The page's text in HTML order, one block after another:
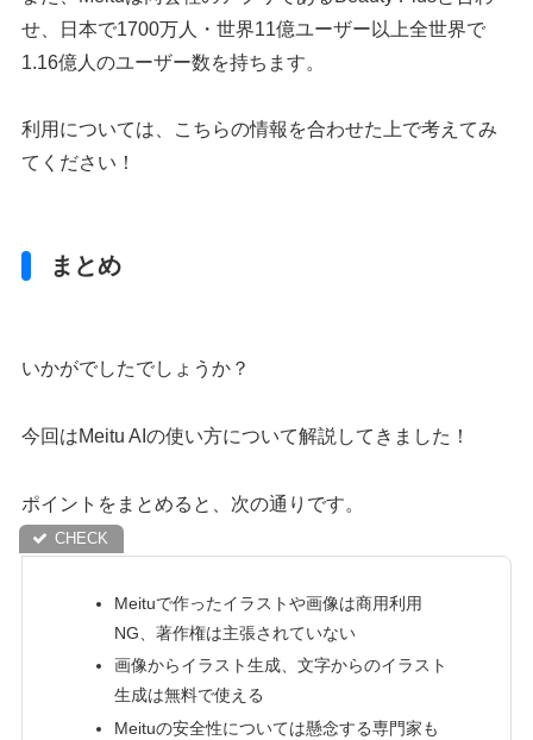
せ、日本で1700万人・世界11億ユーザー以上全世界で
1.16億人のユーザー数を持ちます。
利用については、こちらの情報を合わせた上で考えてみ
てください！
まとめ
いかがでしたでしょうか？
今回はMeitu AIの使い方について解説してきました！
ポイントをまとめると、次の通りです。
Meituで作ったイラストや画像は商用利用
NG、著作権は主張されていない
画像からイラスト生成、文字からのイラスト
生成は無料で使える
Meituの安全性については懸念する専門家も